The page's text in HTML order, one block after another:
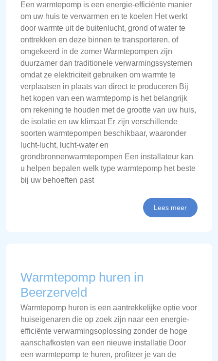
Een warmtepomp is een energie-efficiënte manier
om uw huis te verwarmen en te koelen Het werkt
door warmte uit de buitenlucht, grond of water te
onttrekken en deze binnen te transporteren, of
omgekeerd in de zomer Warmtepompen zijn
duurzamer dan traditionele verwarmingssystemen
omdat ze elektriciteit gebruiken om warmte te
verplaatsen in plaats van direct te produceren Bij
het kopen van een warmtepomp is het belangrijk
om rekening te houden met de grootte van uw huis,
de isolatie en uw klimaat Er zijn verschillende
soorten warmtepompen beschikbaar, waaronder
lucht-lucht, lucht-water en
grondbronnenwarmtepompen Een installateur kan
u helpen bepalen welk type warmtepomp het beste
bij uw behoeften past
Lees meer
Warmtepomp huren in
Beerzerveld
Warmtepomp huren is een aantrekkelijke optie voor
huiseigenaren die op zoek zijn naar een energie-
efficiënte verwarmingsoplossing zonder de hoge
aanschafkosten van een nieuwe installatie Door
een warmtepomp te huren, profiteer je van de